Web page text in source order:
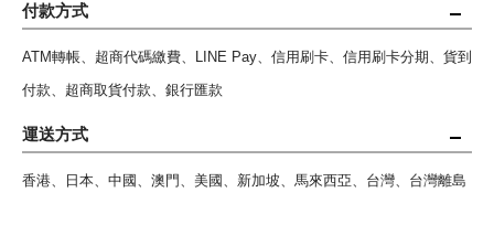
付款方式
ATM轉帳、超商代碼繳費、LINE Pay、信用刷卡、信用刷卡分期、貨到
付款、超商取貨付款、銀行匯款
運送方式
香港、日本、中國、澳門、美國、新加坡、馬來西亞、台灣、台灣離島